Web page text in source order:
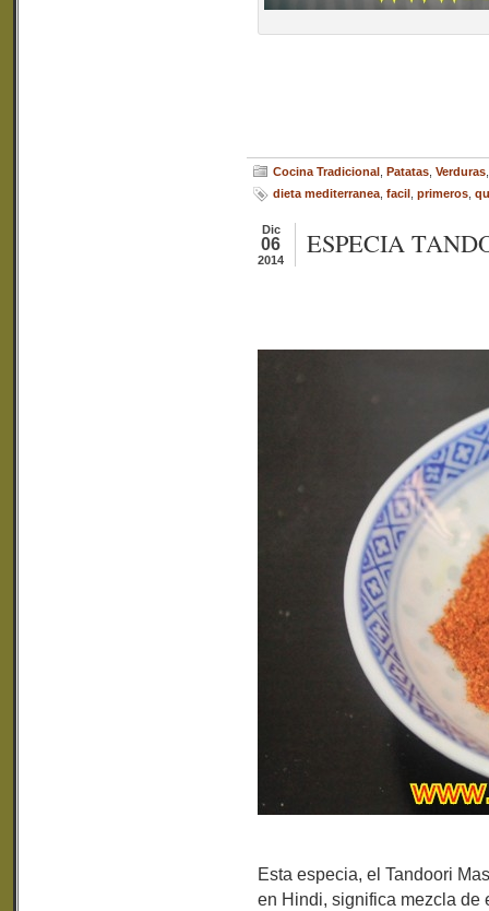
Cocina Tradicional Patatas Verduras
dieta mediterranea facil primeros
Dic
06
2014
ESPECIA
Esta especia, el Tandoori
en Hindi, significa mezcla de